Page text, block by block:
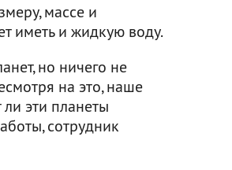
массе и
иметь и жидкую воду.
но ничего не
на это, наше
эти планеты
сотрудник